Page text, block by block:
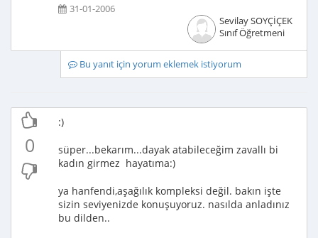
31-01-2006
Sevilay SOYÇİÇEK
Sınıf Öğretmeni
Bu yanıt için yorum eklemek istiyorum
0
:)
süper...bekarım...dayak atabileceğim zavallı bi
kadın girmez hayatıma:)
ya hanfendi,aşağılık kompleksi değil. bakın işte
sizin seviyenizde konuşuyoruz. nasılda anladınız
bu dilden..